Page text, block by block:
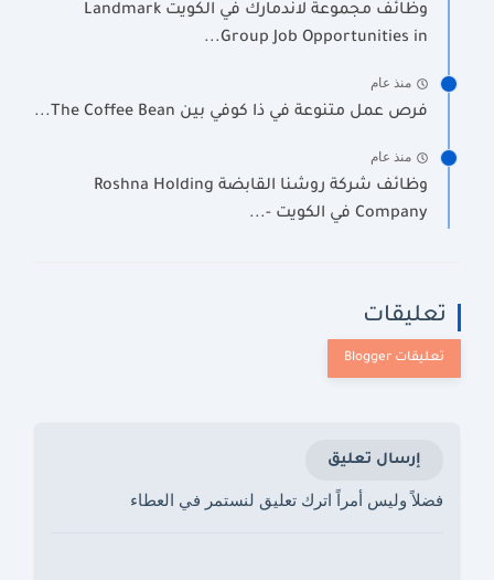
وظائف مجموعة لاندمارك في الكويت Landmark
Group Job Opportunities in...
منذ عام
فرص عمل متنوعة في ذا كوفي بين The Coffee Bean...
منذ عام
وظائف شركة روشنا القابضة Roshna Holding
Company في الكويت -...
تعليقات
إرسال تعليق
فضلاً وليس أمراً اترك تعليق لنستمر في العطاء